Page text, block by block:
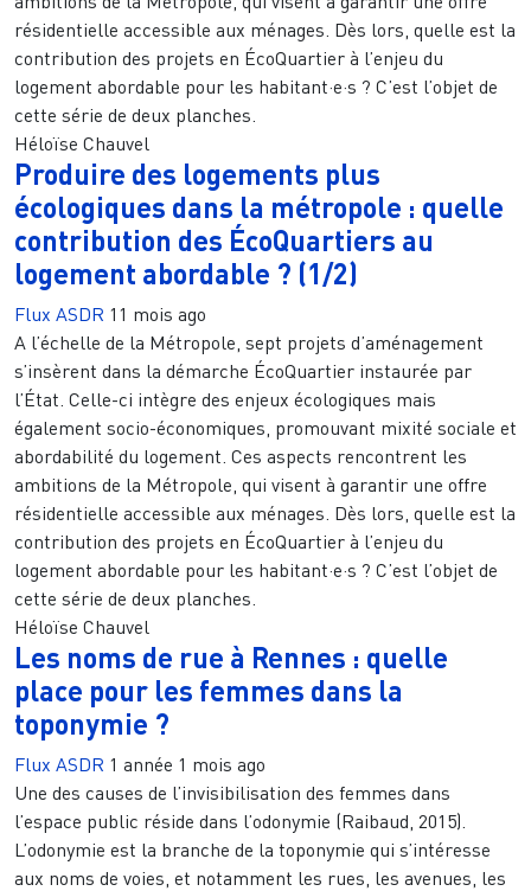
résidentielle accessible aux ménages. Dès lors, quelle est la
contribution des projets en ÉcoQuartier à l’enjeu du
logement abordable pour les habitant·e·s ? C’est l’objet de
cette série de deux planches.
Héloïse Chauvel
Produire des logements plus
écologiques dans la métropole : quelle
contribution des ÉcoQuartiers au
logement abordable ? (1/2)
Flux ASDR 11 mois ago
A l’échelle de la Métropole, sept projets d’aménagement
s’insèrent dans la démarche ÉcoQuartier instaurée par
l’État. Celle-ci intègre des enjeux écologiques mais
également socio-économiques, promouvant mixité sociale et
abordabilité du logement. Ces aspects rencontrent les
ambitions de la Métropole, qui visent à garantir une offre
résidentielle accessible aux ménages. Dès lors, quelle est la
contribution des projets en ÉcoQuartier à l’enjeu du
logement abordable pour les habitant·e·s ? C’est l’objet de
cette série de deux planches.
Héloïse Chauvel
Les noms de rue à Rennes : quelle
place pour les femmes dans la
toponymie ?
Flux ASDR 1 année 1 mois ago
Une des causes de l’invisibilisation des femmes dans
l’espace public réside dans l’odonymie (Raibaud, 2015).
L’odonymie est la branche de la toponymie qui s’intéresse
aux noms de voies, et notamment les rues, les avenues, les